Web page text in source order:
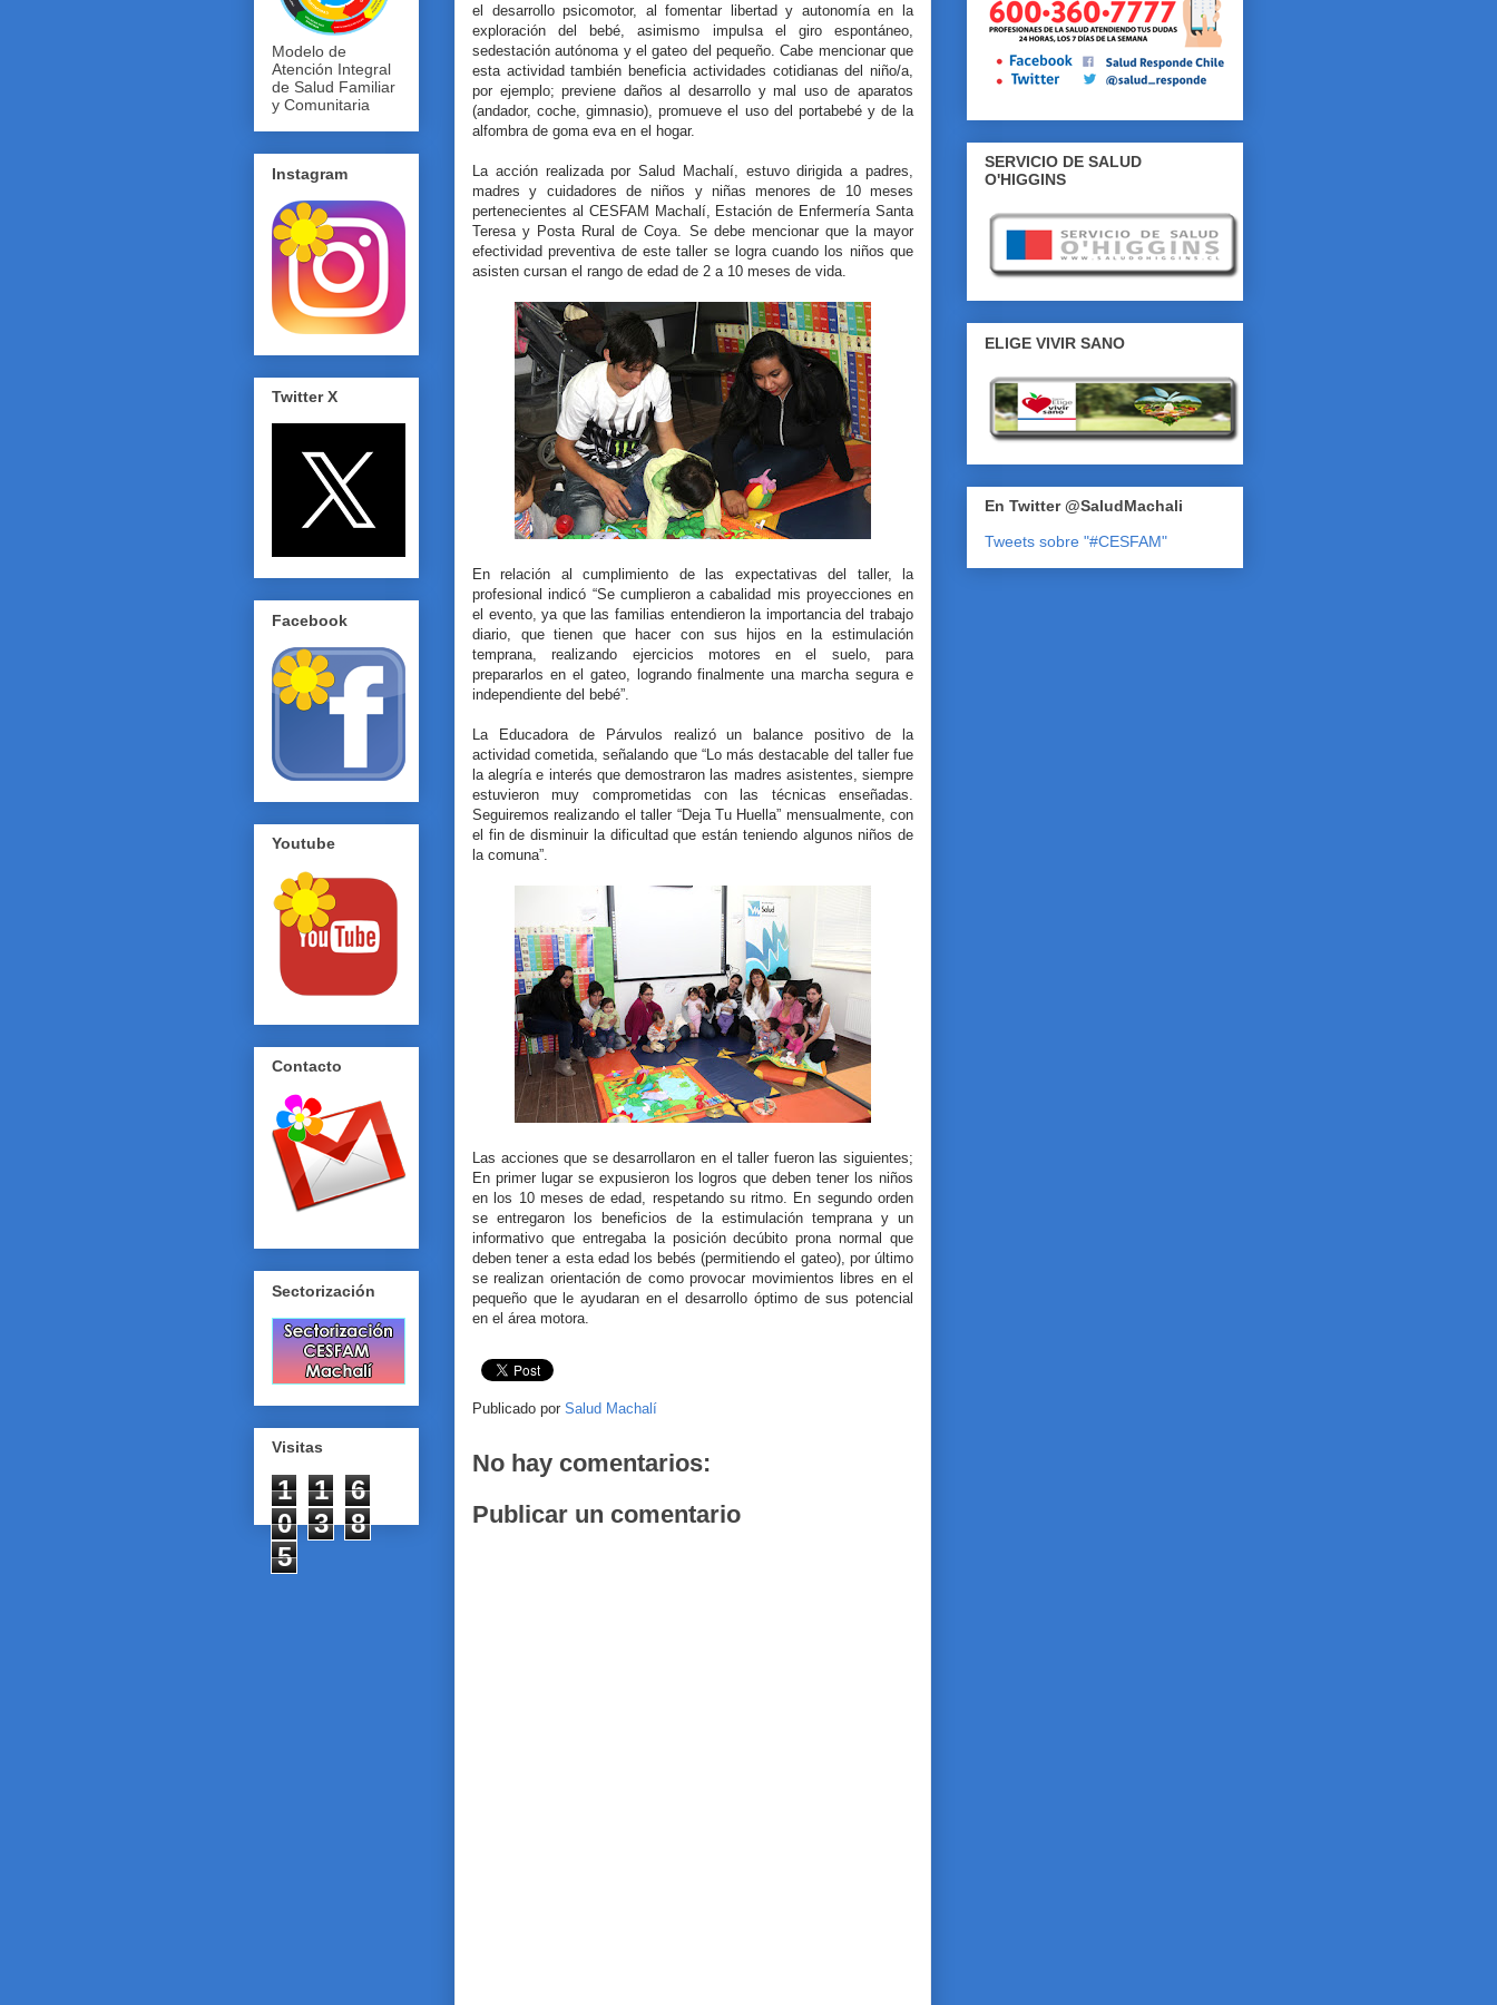
el desarrollo psicomotor, al fomentar libertad y autonomía en la
exploración del bebé, asimismo impulsa el giro espontáneo,
sedestación autónoma y el gateo del pequeño. Cabe mencionar que
esta actividad también beneficia actividades cotidianas del niño/a,
por ejemplo; previene daños al desarrollo y mal uso de aparatos
(andador, coche, gimnasio), promueve el uso del portabebé y de la
alfombra de goma eva en el hogar.
La acción realizada por Salud Machalí, estuvo dirigida a padres,
madres y cuidadores de niños y niñas menores de 10 meses
pertenecientes al CESFAM Machalí, Estación de Enfermería Santa
Teresa y Posta Rural de Coya. Se debe mencionar que la mayor
efectividad preventiva de este taller se logra cuando los niños que
asisten cursan el rango de edad de 2 a 10 meses de vida.
En relación al cumplimiento de las expectativas del taller, la
profesional indicó “Se cumplieron a cabalidad mis proyecciones en
el evento, ya que las familias entendieron la importancia del trabajo
diario, que tienen que hacer con sus hijos en la estimulación
temprana, realizando ejercicios motores en el suelo, para
prepararlos en el gateo, logrando finalmente una marcha segura e
independiente del bebé”.
La Educadora de Párvulos realizó un balance positivo de la
actividad cometida, señalando que “Lo más destacable del taller fue
la alegría e interés que demostraron las madres asistentes, siempre
estuvieron muy comprometidas con las técnicas enseñadas.
Seguiremos realizando el taller “Deja Tu Huella” mensualmente, con
el fin de disminuir la dificultad que están teniendo algunos niños de
la comuna”.
Las acciones que se desarrollaron en el taller fueron las siguientes;
En primer lugar se expusieron los logros que deben tener los niños
en los 10 meses de edad, respetando su ritmo. En segundo orden
se entregaron los beneficios de la estimulación temprana y un
informativo que entregaba la posición decúbito prona normal que
deben tener a esta edad los bebés (permitiendo el gateo), por último
se realizan orientación de como provocar movimientos libres en el
pequeño que le ayudaran en el desarrollo óptimo de sus potencial
en el área motora.
Publicado por Salud Machalí
No hay comentarios:
Publicar un comentario
Modelo de
Atención Integral
de Salud Familiar
y Comunitaria
Instagram
Twitter X
Facebook
Youtube
Contacto
Sectorización
Visitas
1 1
6
0
3
8
5
SERVICIO DE SALUD
O'HIGGINS
ELIGE VIVIR SANO
En Twitter @SaludMachali
Tweets sobre "#CESFAM"